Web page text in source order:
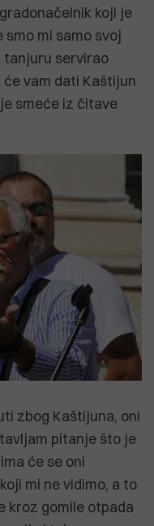
koji je
mi samo svoj
tanjuru servirao
će vam dati Kaštijun
smeće iz čitave
zbog Kaštijuna, oni
pitanje što je
će se oni
mi ne vidimo, a to
kroz gomile otpada